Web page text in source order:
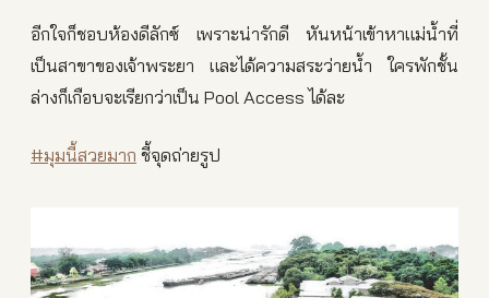
อีกใจก็ชอบห้องดีลักซ์ เพราะน่ารักดี หันหน้าเข้าหาแม่น้ำที่
เป็นสาขาของเจ้าพระยา และได้ความสระว่ายน้ำ ใครพักชั้น
ล่างก็เกือบจะเรียกว่าเป็น Pool Access ได้ละ
#มุมนี้สวยมาก ชี้จุดถ่ายรูป